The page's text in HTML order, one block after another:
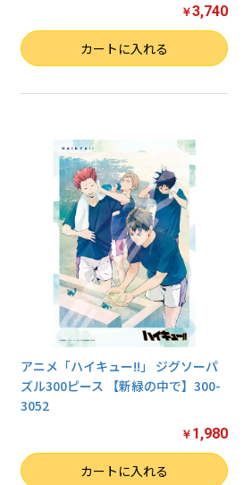
￥3,740
数量 カートに入れる
アニメ「ハイキュー!!」 ジグソーパ
ズル300ピース 【新緑の中で】300-
3052
￥ 1,980
数量 カートに入れる